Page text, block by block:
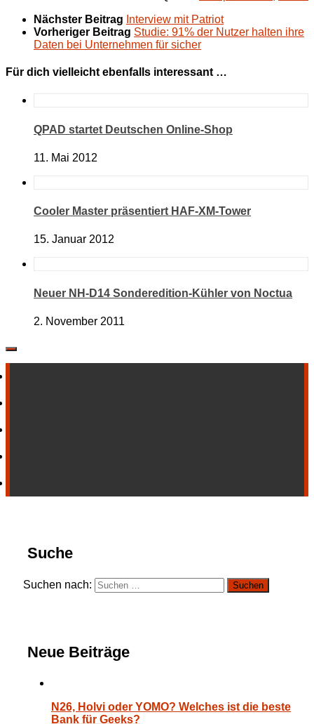
Nächster Beitrag Interview mit Patriot
Vorheriger Beitrag Studie: 91% der Nutzer halten ihre
Daten bei Unternehmen für sicher
Für dich vielleicht ebenfalls interessant …
QPAD startet Deutschen Online-Shop
11. Mai 2012
Cooler Master präsentiert HAF-XM-Tower
15. Januar 2012
Neuer NH-D14 Sonderedition-Kühler von Noctua
2. November 2011
Suche
Suchen nach:
Neue Beiträge
N26, Holvi oder YOMO? Welches ist die beste
Bank für Geeks?